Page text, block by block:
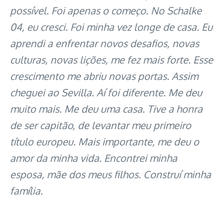
possível. Foi apenas o começo. No Schalke
04, eu cresci. Foi minha vez longe de casa. Eu
aprendi a enfrentar novos desafios, novas
culturas, novas lições, me fez mais forte. Esse
crescimento me abriu novas portas. Assim
cheguei ao Sevilla. Aí foi diferente. Me deu
muito mais. Me deu uma casa. Tive a honra
de ser capitão, de levantar meu primeiro
título europeu. Mais importante, me deu o
amor da minha vida. Encontrei minha
esposa, mãe dos meus filhos. Construí minha
família.